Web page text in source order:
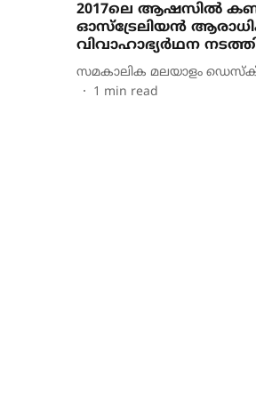
2017ലെ ആഷസില്‍
ഓസ്‌ട്രേലിയന്‍
വിവാഹാഭ്യര്‍ഥന
സമകാലിക മലയാളം
1 min read